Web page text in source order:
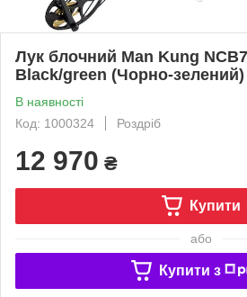
Лук блочний Man Kung
Black/green (Чорно-зелений)
В наявності
Код: 1000324
Роздріб
12 970 ₴
Купити
або
Купити з